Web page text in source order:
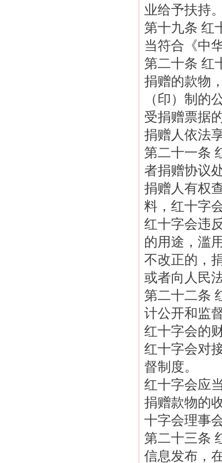
业给予扶持
第十九条 红
当符合《中
第二十条 红
捐赠的款物
（印）制的
受捐赠票据
捐赠人依法
第二十一条
者捐赠协议
捐赠人有权
料，红十字
红十字会违
的用途，滥
不改正的，
或者向人民
第二十二条
计公开和监
红十字会的
红十字会对
督制度。
红十字会应
捐赠款物的
十字会理事
第二十三条
信息发布，